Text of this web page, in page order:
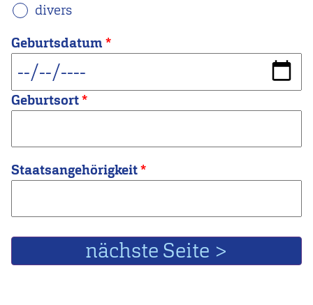
divers
Geburtsdatum
Geburtsort
Staatsangehörigkeit